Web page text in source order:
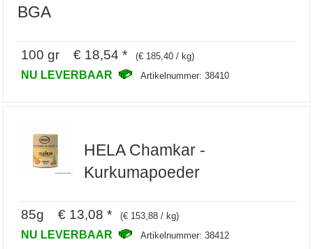
BGA
100 gr € 18,54 * (€ 185,40 / kg)
NU LEVERBAAR Artikelnummer: 38410
HELA Chamkar -
Kurkumapoeder
85g € 13,08 * (€ 153,88 / kg)
NU LEVERBAAR Artikelnummer: 38412